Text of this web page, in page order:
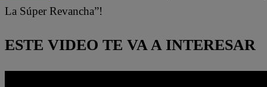
La Súper Revancha”!
ESTE VIDEO TE VA A INTERESAR